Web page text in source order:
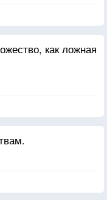
разные.
как ложная